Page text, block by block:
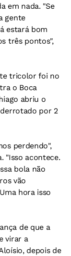
em nada. "Se
gente
estará bom
três pontos",
tricolor foi no
o Boca
abriu o
por 2
perdendo",
"Isso acontece.
bola não
vão
hora isso
de que a
virar a
depois de